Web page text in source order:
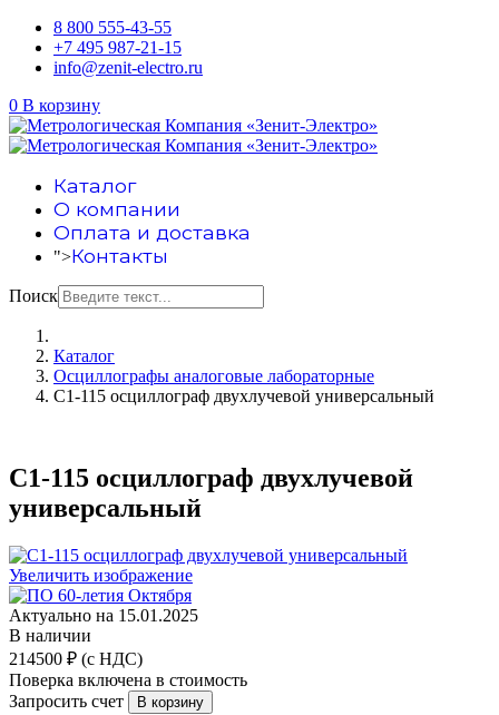
8 800 555-43-55
+7 495 987-21-15
info@zenit-electro.ru
0 В корзину
Каталог
О компании
Оплата и доставка
">Контакты
Поиск
Каталог
Осциллографы аналоговые лабораторные
С1-115 осциллограф двухлучевой универсальный
С1-115 осциллограф двухлучевой
универсальный
Увеличить изображение
Актуально на 15.01.2025
В наличии
214500 ₽ (с НДС)
Поверка включена в стоимость
Запросить счет